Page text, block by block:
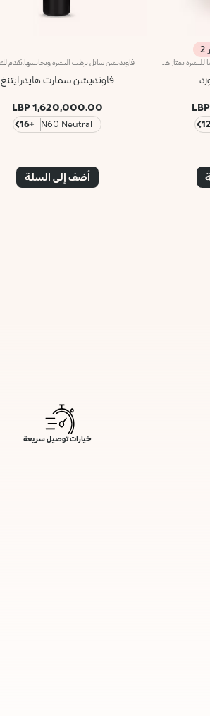
فاونديشن سمارت هايدرايتنغ
1,620,000.00 LBP
N60 Neutral
+16
أضف إلى السلة
خيارات توصيل سريعة